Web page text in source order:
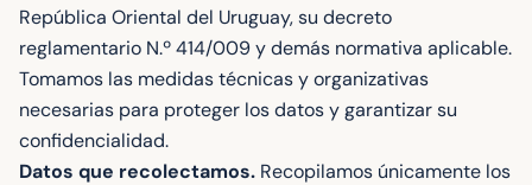
República Oriental del Uruguay, su decreto
reglamentario N.º 414/009 y demás normativa aplicable.
Tomamos las medidas técnicas y organizativas
necesarias para proteger los datos y garantizar su
confidencialidad.
Datos que recolectamos. Recopilamos únicamente los